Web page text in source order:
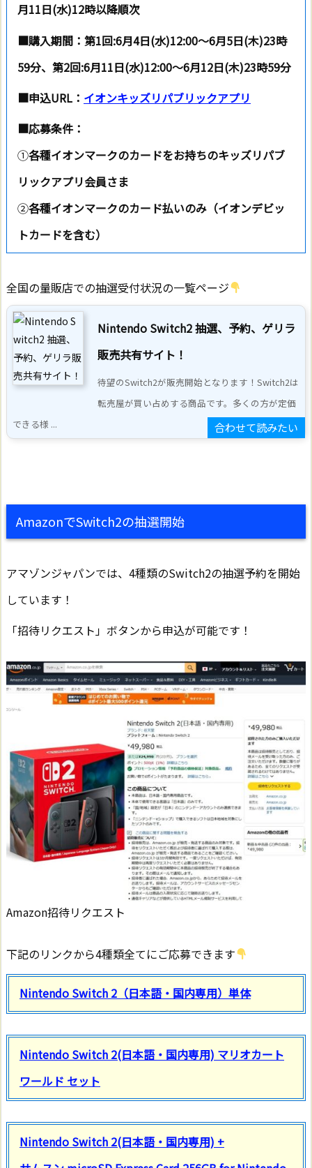
月11日(水)12時以降順次
■購入期間： 第1回:6月4日(水)12:00～6月5日(木)23時
59分、第2回:6月11日(水)12:00～6月12日(木)23時59分
■申込URL： イオンキッズリパブリックアプリ
■応募条件：
①各種イオンマークのカードをお持ちのキッズリパブ
リックアプリ会員さま
②各種イオンマークのカード払いのみ（イオンデビッ
トカードを含む）
全国の量販店での抽選受付状況の一覧ページ
Nintendo Switch2 抽選、予約、ゲリラ
販売共有サイト！
待望のSwitch2が販売開始となります！Switch2は
転売屋が買い占めする商品です。多くの方が定価
できる様 ...
AmazonでSwitch2の抽選開始
アマゾンジャパンでは、4種類のSwitch2の抽選予約を開始
しています！
「招待リクエスト」ボタンから申込が可能です！
Amazon招待リクエスト
下記のリンクから4種類全てにご応募できます
Nintendo Switch 2（日本語・国内専用）単体
Nintendo Switch 2(日本語・国内専用) マリオカート
ワールド セット
Nintendo Switch 2(日本語・国内専用) +